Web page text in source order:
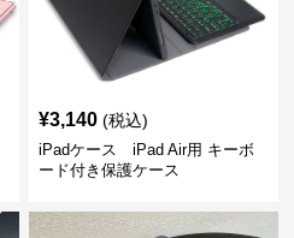
¥3,140 (税込)
iPadケース iPad Air用 キーボ
ード付き保護ケース